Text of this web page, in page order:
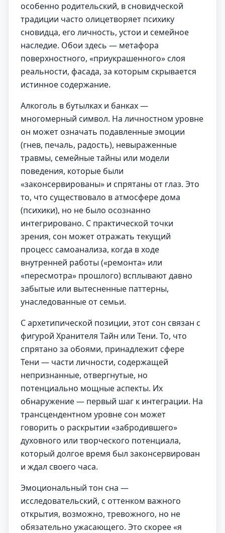
особенно родительский, в сновидческой
традиции часто олицетворяет психику
сновидца, его личность, устои и семейное
наследие. Обои здесь — метафора
поверхностного, «приукрашенного» слоя
реальности, фасада, за которым скрывается
истинное содержание.
Алкоголь в бутылках и банках —
многомерный символ. На личностном уровне
он может означать подавленные эмоции
(гнев, печаль, радость), невыраженные
травмы, семейные тайны или модели
поведения, которые были
«законсервированы» и спрятаны от глаз. Это
то, что существовало в атмосфере дома
(психики), но не было осознанно
интегрировано. С практической точки
зрения, сон может отражать текущий
процесс самоанализа, когда в ходе
внутренней работы («ремонта» или
«пересмотра» прошлого) всплывают давно
забытые или вытесненные паттерны,
унаследованные от семьи.
С архетипической позиции, этот сон связан с
фигурой Хранителя Тайн или Тени. То, что
спрятано за обоями, принадлежит сфере
Тени — части личности, содержащей
непризнанные, отвергнутые, но
потенциально мощные аспекты. Их
обнаружение — первый шаг к интеграции. На
трансцендентном уровне сон может
говорить о раскрытии «забродившего»
духовного или творческого потенциала,
который долгое время был законсервирован
и ждал своего часа.
Эмоциональный тон сна —
исследовательский, с оттенком важного
открытия, возможно, тревожного, но не
обязательно ужасающего. Это скорее «я